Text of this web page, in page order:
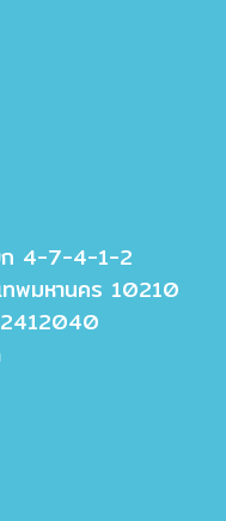
4-7-4-1-2
พมหานคร 10210